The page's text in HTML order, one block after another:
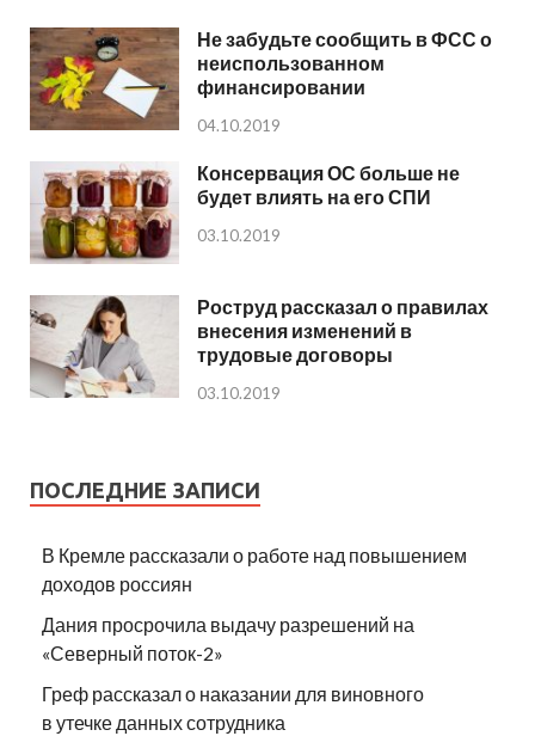
Не забудьте сообщить в ФСС о
неиспользованном
финансировании
04.10.2019
Консервация ОС больше не
будет влиять на его СПИ
03.10.2019
Роструд рассказал о правилах
внесения изменений в
трудовые договоры
03.10.2019
ПОСЛЕДНИЕ ЗАПИСИ
В Кремле рассказали о работе над повышением
доходов россиян
Дания просрочила выдачу разрешений на
«Северный поток-2»
Греф рассказал о наказании для виновного
в утечке данных сотрудника